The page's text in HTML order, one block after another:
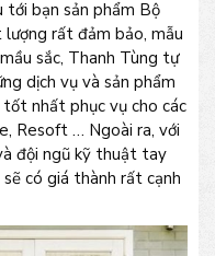
bạn sản phẩm Bộ
rất đảm bảo, mẫu
sắc, Thanh Tùng tự
dịch vụ và sản phẩm
nhất phục vụ cho các
Resoft … Ngoài ra, với
đội ngũ kỹ thuật tay
có giá thành rất cạnh